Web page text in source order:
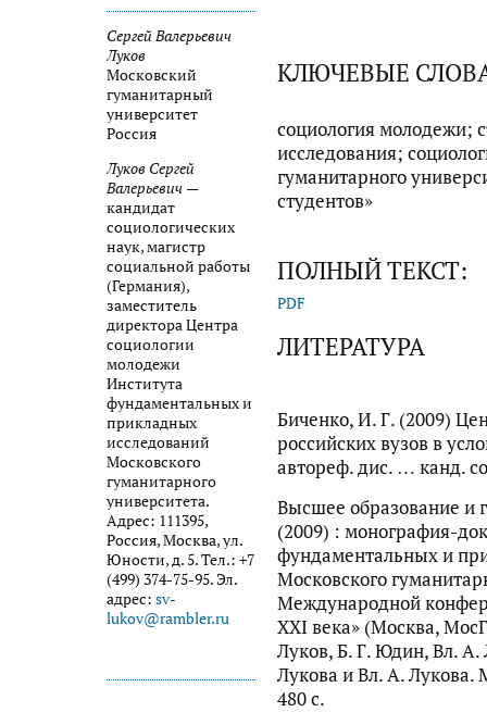
Сергей Валерьевич
Луков
Московский
гуманитарный
университет
Россия
Луков Сергей
Валерьевич —
кандидат
социологических
наук, магистр
социальной работы
(Германия),
заместитель
директора Центра
социологии
молодежи
Института
фундаментальных и
прикладных
исследований
Московского
гуманитарного
университета.
Адрес: 111395,
Россия, Москва, ул.
Юности, д. 5. Тел.: +7
(499) 374-75-95. Эл.
адрес: sv-
lukov@rambler.ru
КЛЮЧЕВЫЕ
социология молодежи;
исследования;
гуманитарного
студентов»
ПОЛНЫЙ ТЕКСТ:
PDF
ЛИТЕРАТУРА
Биченко, И. Г. (2009)
российских вузов в
автореф. дис. … канд.
Высшее образование и
(2009) : монография-
фундаментальных и
Московского
Международной
XXI века» (Москва,
Луков, Б. Г. Юдин, Вл.
Лукова и Вл. А. Лукова.
480 с.